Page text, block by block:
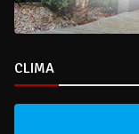
CLIMA